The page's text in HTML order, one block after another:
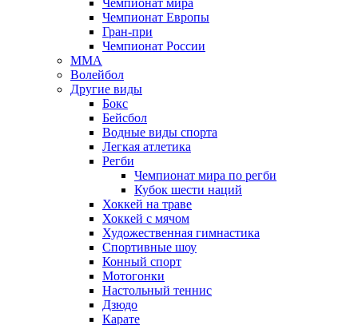
Чемпионат мира
Чемпионат Европы
Гран-при
Чемпионат России
MMA
Волейбол
Другие виды
Бокс
Бейсбол
Водные виды спорта
Легкая атлетика
Регби
Чемпионат мира по регби
Кубок шести наций
Хоккей на траве
Хоккей с мячом
Художественная гимнастика
Спортивные шоу
Конный спорт
Мотогонки
Настольный теннис
Дзюдо
Карате